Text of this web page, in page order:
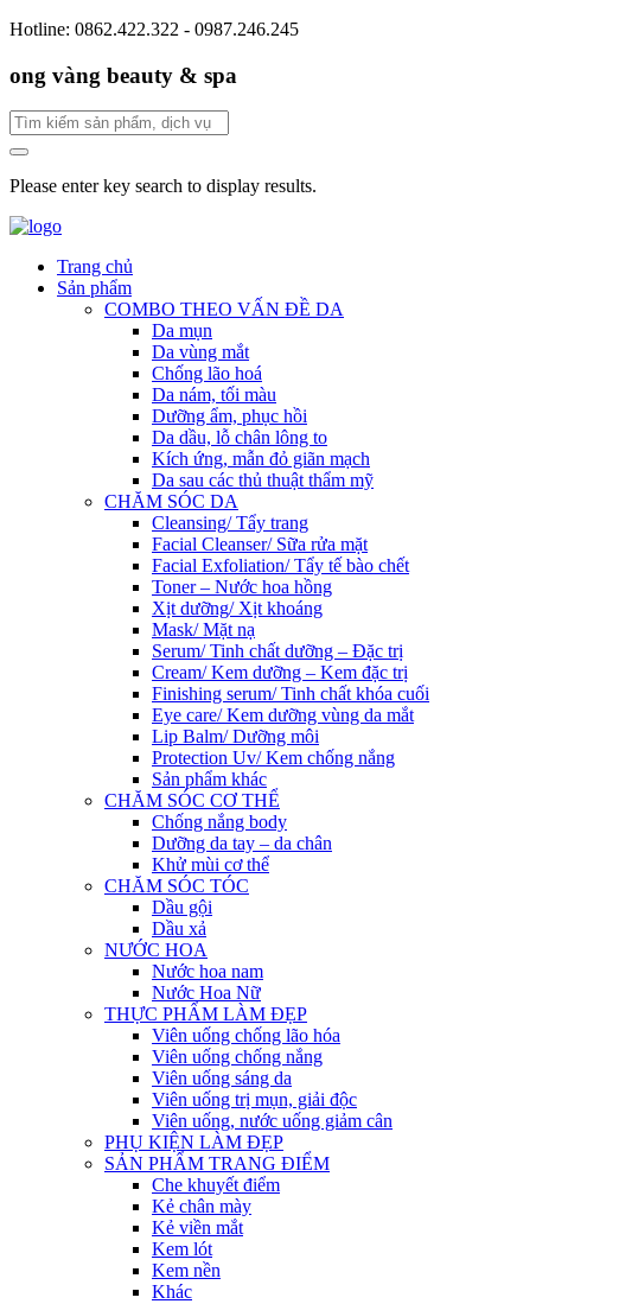
Hotline: 0862.422.322 - 0987.246.245
ong vàng beauty & spa
Please enter key search to display results.
Trang chủ
Sản phẩm
COMBO THEO VẤN ĐỀ DA
Da mụn
Da vùng mắt
Chống lão hoá
Da nám, tối màu
Dưỡng ẩm, phục hồi
Da dầu, lỗ chân lông to
Kích ứng, mẫn đỏ giãn mạch
Da sau các thủ thuật thẩm mỹ
CHĂM SÓC DA
Cleansing/ Tẩy trang
Facial Cleanser/ Sữa rửa mặt
Facial Exfoliation/ Tẩy tế bào chết
Toner – Nước hoa hồng
Xịt dưỡng/ Xịt khoáng
Mask/ Mặt nạ
Serum/ Tinh chất dưỡng – Đặc trị
Cream/ Kem dưỡng – Kem đặc trị
Finishing serum/ Tinh chất khóa cuối
Eye care/ Kem dưỡng vùng da mắt
Lip Balm/ Dưỡng môi
Protection Uv/ Kem chống nắng
Sản phẩm khác
CHĂM SÓC CƠ THỂ
Chống nắng body
Dưỡng da tay – da chân
Khử mùi cơ thể
CHĂM SÓC TÓC
Dầu gội
Dầu xả
NƯỚC HOA
Nước hoa nam
Nước Hoa Nữ
THỰC PHẨM LÀM ĐẸP
Viên uống chống lão hóa
Viên uống chống nắng
Viên uống sáng da
Viên uống trị mụn, giải độc
Viên uống, nước uống giảm cân
PHỤ KIỆN LÀM ĐẸP
SẢN PHẨM TRANG ĐIỂM
Che khuyết điểm
Kẻ chân mày
Kẻ viền mắt
Kem lót
Kem nền
Khác